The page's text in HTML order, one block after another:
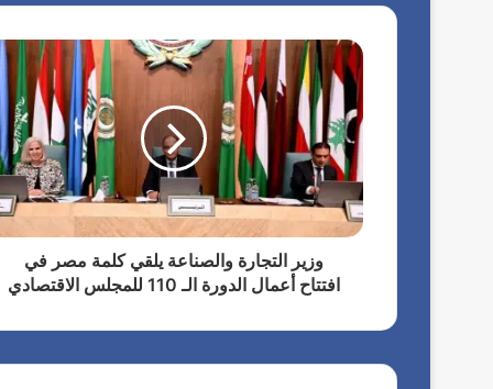
وزير التجارة والصناعة يلقي كلمة مصر في
افتتاح أعمال الدورة الـ 110 للمجلس الاقتصادي